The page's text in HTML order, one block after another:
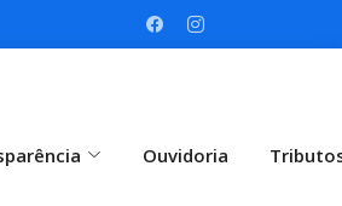
Ouvidoria